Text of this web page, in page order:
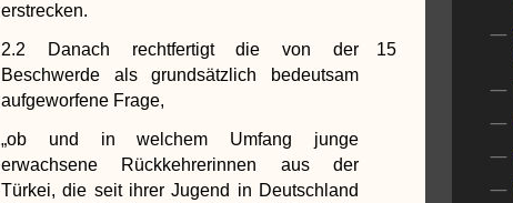
erstrecken.
15
2.2 Danach rechtfertigt die von der
Beschwerde als grundsätzlich bedeutsam
aufgeworfene Frage,
„ob und in welchem Umfang junge
erwachsene Rückkehrerinnen aus der
Türkei, die seit ihrer Jugend in Deutschland